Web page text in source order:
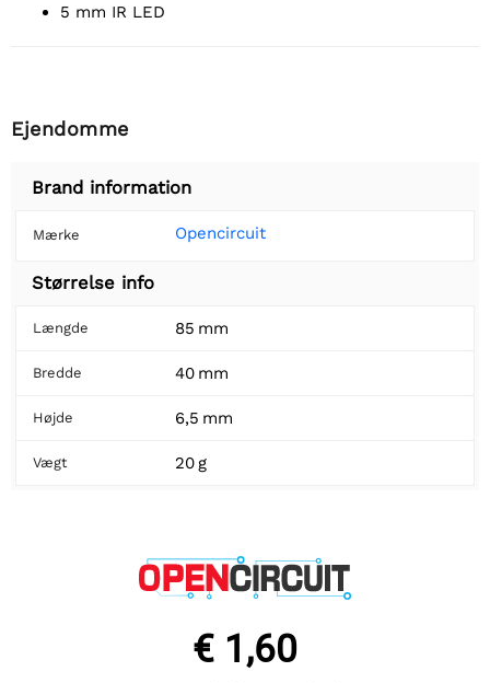
5 mm IR LED
Ejendomme
Brand information
Mærke Opencircuit
Størrelse info
Længde 85 mm
Bredde 40 mm
Højde 6,5 mm
Vægt 20 g
€ 1,60